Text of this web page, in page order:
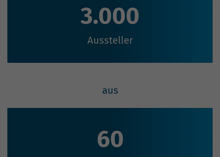
3.000
Aussteller
aus
60